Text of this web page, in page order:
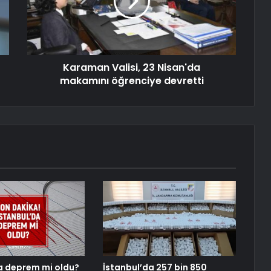
Karaman Valisi, 23 Nisan'da
makamını öğrenciye devretti
deprem mi oldu? İstanbul’da 257 bin 850